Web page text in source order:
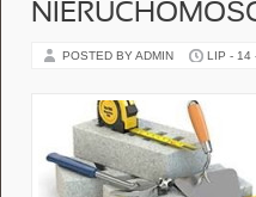
POSTED BY ADMIN LIP - 14